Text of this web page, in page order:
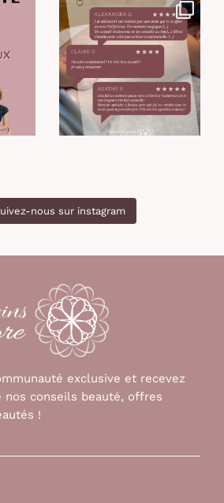
-
Lire vos retours et vos mots…
notre plus belle ...
20 0
nous sur instagram
exclusive et recevez
nos conseils beauté, offres
!